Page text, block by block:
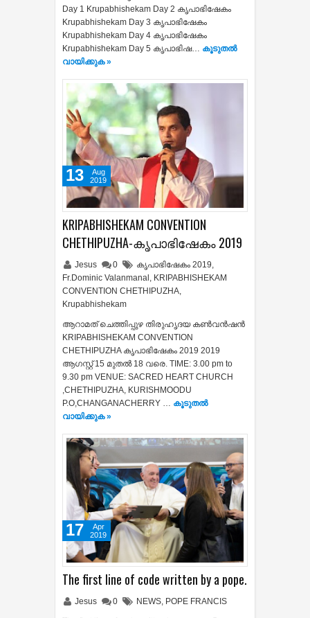
Day 1 Krupabhishekam Day 2 കൃപാഭിഷേകം
Krupabhishekam Day 3 കൃപാഭിഷേകം
Krupabhishekam Day 4 കൃപാഭിഷേകം
Krupabhishekam Day 5 കൃപാഭിഷ… കൂടുതൽ‍
വായിക്കുക »
KRIPABHISHEKAM CONVENTION
CHETHIPUZHA-കൃപാഭിഷേകം 2019
Jesus 0 കൃപാഭിഷേകം 2019,
Fr.Dominic Valanmanal , KRIPABHISHEKAM
CONVENTION CHETHIPUZHA,
Krupabhishekam
ആറാമത് ചെത്തിപ്പുഴ തിരുഹൃദയ കൺവൻഷൻ
KRIPABHISHEKAM CONVENTION
CHETHIPUZHA കൃപാഭിഷേകം 2019 2019
ആഗസ്റ്റ് 15 മുതൽ 18 വരെ. TIME: 3.00 pm to
9.30 pm VENUE: SACRED HEART CHURCH
,CHETHIPUZHA, KURISHMOODU
P.O,CHANGANACHERRY … കൂടുതൽ‍
വായിക്കുക »
13
Aug
2019
The first line of code written by a pope.
Jesus 0 NEWS, POPE FRANCIS
17
Apr
2019